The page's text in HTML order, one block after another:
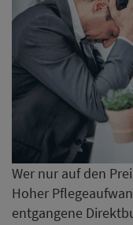
Wer nur auf den
Hoher
entgangene